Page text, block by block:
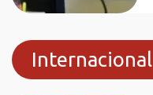
Internacional